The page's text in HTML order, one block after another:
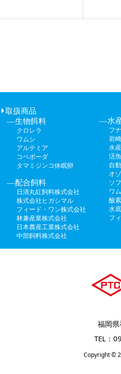
取扱商品
生物餌料
クロレラ
ワムシ
アルテミア
コペポーダ
タマミジンコ休眠卵
配合飼料
日清丸紅飼料株式会社
株式会社ヒガシマル
フィード・ワン株式会社
林兼産業株式会社
日本農産工業株式会社
中部飼料株式会社
水
フ
岩
水
活
自
オ
ソ
ワ
酸
水
フ
福岡
TEL：
Copyright©